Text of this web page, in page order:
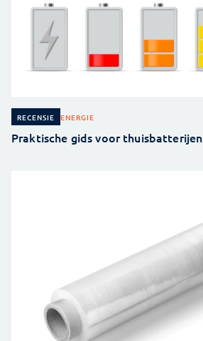
RECENSIE ENERGIE
Praktische gids voor thuisbatterijen